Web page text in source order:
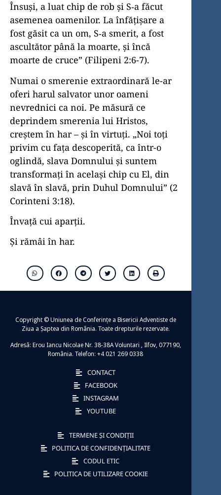
Însuși, a luat chip de rob și S‑a făcut
asemenea oamenilor. La înfățișare a
fost găsit ca un om, S‑a smerit, a fost
ascultător până la moarte, și încă
moarte de cruce” (Filipeni 2:6-7).
Numai o smerenie extraordinară le-ar
oferi harul salvator unor oameni
nevrednici ca noi. Pe măsură ce
deprindem smerenia lui Hristos,
creștem în har – și în virtuți. „Noi toți
privim cu fața descoperită, ca într-o
oglindă, slava Domnului și suntem
transformați în același chip cu El, din
slavă în slavă, prin Duhul Domnului” (2
Corinteni 3:18).
Învață cui aparții.
Și rămâi în har.
Copyright © Uniunea de Conferințe a Bisericii Adventiste de
Ziua a Șaptea din România. Toate drepturile rezervate.
Adresă: Erou Iancu Nicolae Nr. 38-38A Voluntari , Ilfov, 077190,
România. Telefon: +4 021 269 0338
CONTACT
FACEBOOK
INSTAGRAM
YOUTUBE
TERMENE ȘI CONDIȚII
POLITICA DE CONFIDENȚIALITATE
CODUL ETIC
POLITICA DE UTILIZARE COOKIE